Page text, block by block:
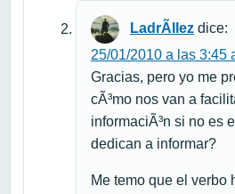
LadrÃ­llez dice:
25/01/2010 a las 3:45
Gracias, pero yo me
cÃ³mo nos van a
informaciÃ³n si no es
dedican a informar?
Me temo que el verbo